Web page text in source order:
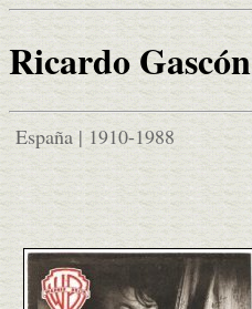
Ricardo Gascón
España | 1910-1988